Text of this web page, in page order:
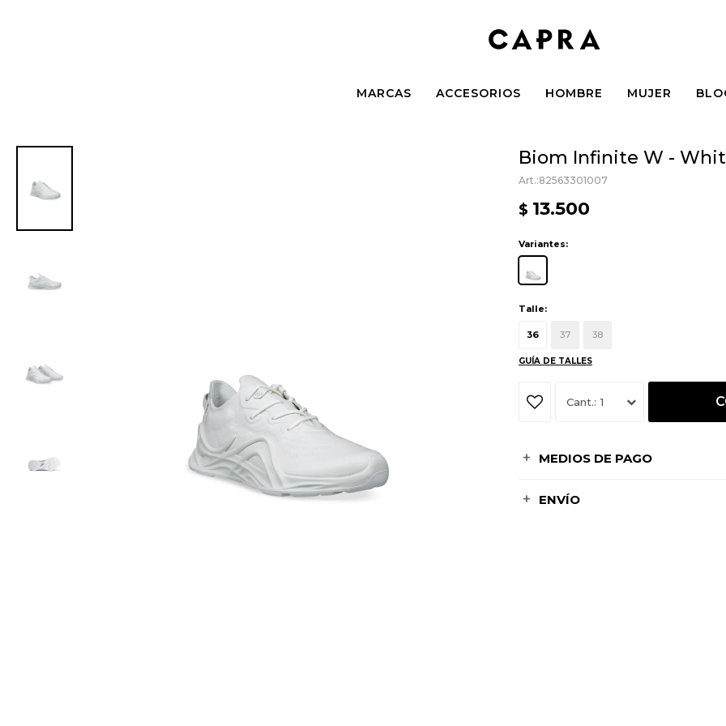
MARCAS ACCESORIOS HOMBRE MUJER
Biom Infinite W -
82563301007
$ 13.500
Variantes:
Talle:
36 37 38
GUÍA DE TALLES
1
MEDIOS DE PAGO
ENVÍO